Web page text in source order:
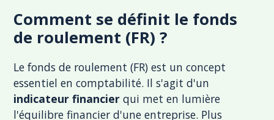
Comment se définit le fonds
de roulement (FR) ?
Le fonds de roulement (FR) est un concept
essentiel en comptabilité. Il s'agit d'un
indicateur financier qui met en lumière
l'équilibre financier d'une entreprise. Plus